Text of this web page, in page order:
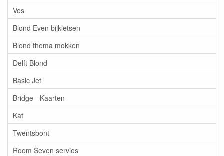
Vos
Blond Even bijkletsen
Blond thema mokken
Delft Blond
Basic Jet
Bridge - Kaarten
Kat
Twentsbont
Room Seven servies